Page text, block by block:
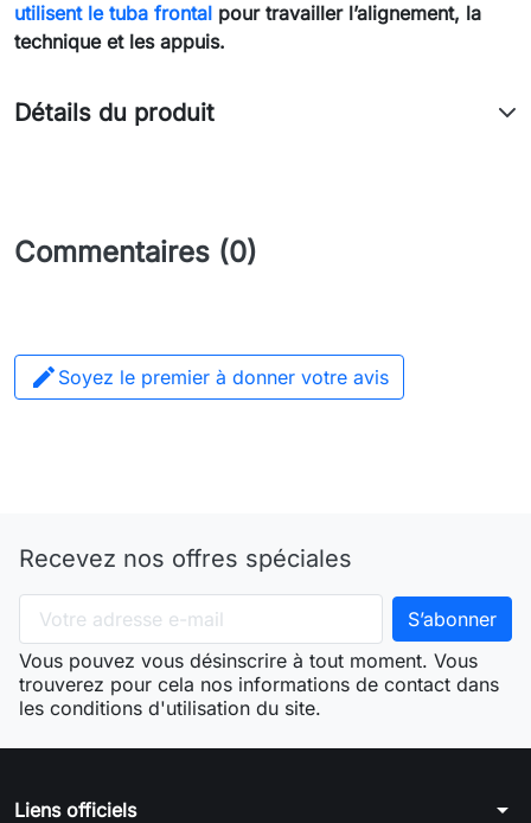
utilisent le tuba frontal pour travailler l’alignement, la
technique et les appuis.
Détails du produit
Commentaires (0)
 Soyez le premier à donner votre avis
Recevez nos offres spéciales
Vous pouvez vous désinscrire à tout moment. Vous
trouverez pour cela nos informations de contact dans
les conditions d'utilisation du site.
Liens officiels arrow_drop_down